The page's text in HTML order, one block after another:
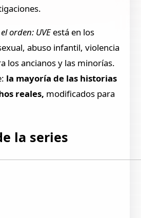
orden: UVEestá en los
abuso infantil, violencia
los ancianos y las minorías.
la mayoría de las historias
reales, modificados para
la series